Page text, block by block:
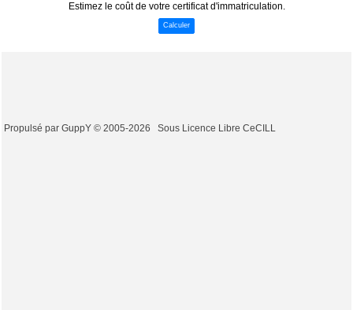
Estimez le coût de votre certificat d'immatriculation.
Calculer
Propulsé par GuppY © 2005-2026 Sous Licence Libre CeCILL